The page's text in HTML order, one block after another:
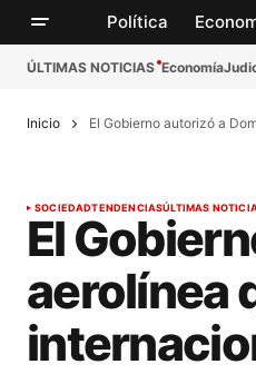
Política
ÚLTIMAS NOTICIAS Economía
Inicio El Gobierno autorizó a
SOCIEDADTENDENCIASÚLTIMAS
El
aerolínea